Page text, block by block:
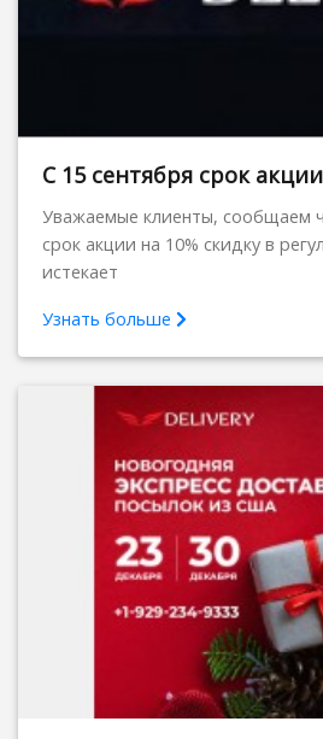
С 15 сентября срок
Уважаемые клиенты, сообщаем
срок акции на 10% скидку в
истекает
Узнать больше